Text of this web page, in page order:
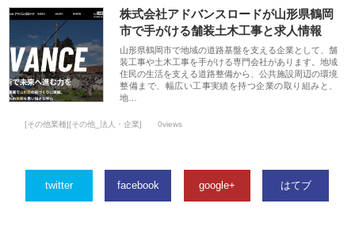
株式会社アドバンスロードが山形県鶴岡
市で手がける舗装土木工事と求人情報
山形県鶴岡市で地域の道路基盤を支える企業として、舗
装工事や土木工事を手がける専門会社があります。地域
住民の生活を支える道路整備から、公共施設周辺の環境
整備まで、幅広い工事実績を持つ企業の取り組みと、
地…
[その他業種][その他_法人・企業] 0views
twitter facebook google+ はてブ